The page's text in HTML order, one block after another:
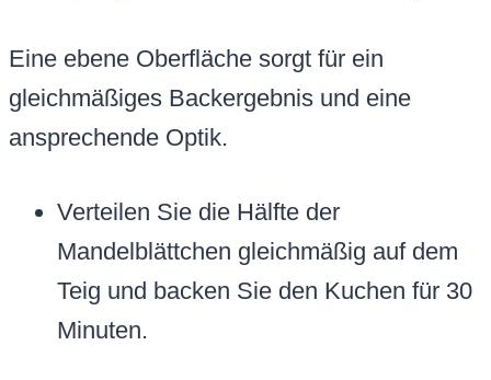
Eine ebene Oberfläche sorgt für ein
gleichmäßiges Backergebnis und eine
ansprechende Optik.
Verteilen Sie die Hälfte der
Mandelblättchen gleichmäßig auf dem
Teig und backen Sie den Kuchen für 30
Minuten.